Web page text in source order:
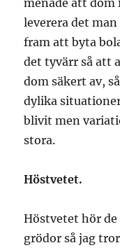
menade att
leverera det
fram att byta
det tyvärr så att
dom säkert av,
dylika
blivit men
stora.
Höstvetet.
Höstvetet hör
grödor så jag